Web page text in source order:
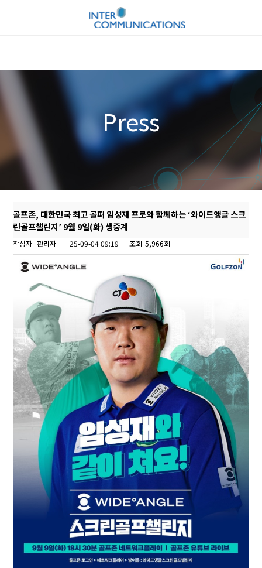
Press
골프존, 대한민국 최고 골퍼 임성재 프로와 함께하는 ‘와이드앵글 스크
린골프챌린지’ 9월 9일(화) 생중계
작성자 관리자 25-09-04 09:19 조회 5,966회